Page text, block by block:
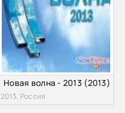
Новая волна - 2013 (2013)
2013, Россия